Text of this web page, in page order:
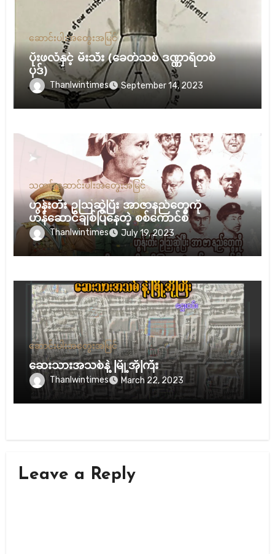
ဆောင်းပါးအတွေးအမြင်
ပိုးဖလံနှင့် မီးသီး (ခေတ်သစ် ဒဏ္ဏာရီတစ်
ပုဒ်)
Thanlwintimes September 14, 2023
သတင်းဆောင်းပါးအတွေးအမြင်
ဟွန်းတီး ဥဩဆွဲပြီး အာဇာနည်တွေကို
ဟန်ဆောင်ချစ်ပြနေတဲ့ စစ်ကောင်စီ
Thanlwintimes July 19, 2023
ဆောင်းပါးအတွေးအမြင်
ဆေးသားအသစ်နဲ့ မြို့အိုကြီး
Thanlwintimes March 22, 2023
Leave a Reply